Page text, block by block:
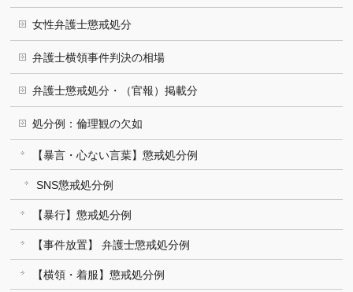
女性弁護士懲戒処分
弁護士横領事件判決の相場
弁護士懲戒処分・（官報）掲載分
処分例：倫理観の欠如
【暴言・心ない言葉】懲戒処分例
SNS懲戒処分例
【暴行】懲戒処分例
【事件放置】 弁護士懲戒処分例
【横領・着服】懲戒処分例